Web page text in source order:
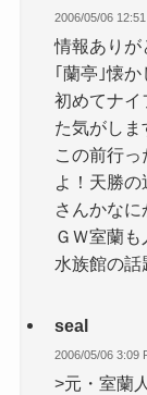
2006/05/06
情報ありが
｢蘭亭｣懐
初めてナイ
た気がしま
この前行
よ！天勝
さんかなに
ＧＷ室蘭も
水族館の話
seal
2006/05/06 3:09
>元・室蘭